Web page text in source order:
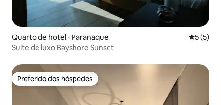
Quarto de hotel ⋅ Parañaque 5 de
5 (5)
Suíte de luxo Bayshore Sunset
Preferido dos hóspedes
Preferido dos hóspedes